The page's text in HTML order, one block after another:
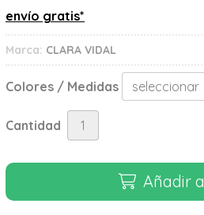
envío gratis*
Marca: CLARA VIDAL
Colores / Medidas
Cantidad
Añadir